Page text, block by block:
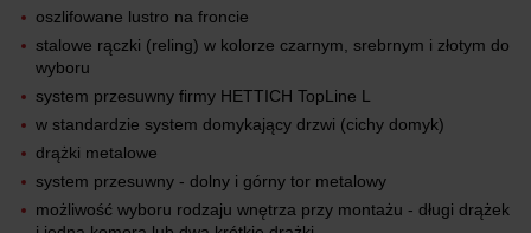
oszlifowane lustro na froncie
stalowe rączki (reling) w kolorze czarnym, srebrnym i złotym do
wyboru
system przesuwny firmy HETTICH TopLine L
w standardzie system domykający drzwi (cichy domyk)
drążki metalowe
system przesuwny - dolny i górny tor metalowy
możliwość wyboru rodzaju wnętrza przy montażu - długi drążek